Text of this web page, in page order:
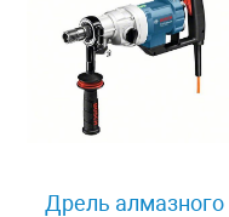
Дрель алмазного